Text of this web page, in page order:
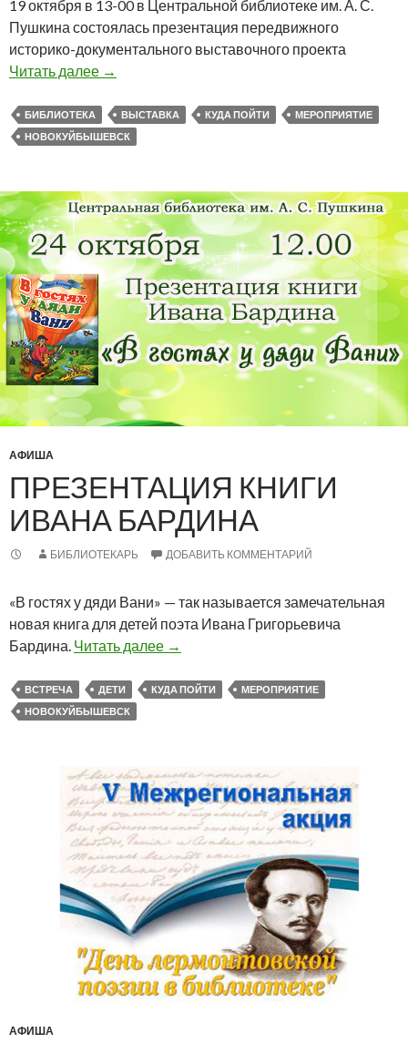
19 октября в 13-00 в Центральной библиотеке им. А. С.
Пушкина состоялась презентация передвижного
историко-документального выставочного проекта
Читать далее
Презентация передвижного историко-
→
БИБЛИОТЕКА ВЫСТАВКА КУДА ПОЙТИ
МЕРОПРИЯТИЕ
НОВОКУЙБЫШЕВСК
АФИША
ПРЕЗЕНТАЦИЯ КНИГИ
ИВАНА БАРДИНА
БИБЛИОТЕКАРЬ ДОБАВИТЬ КОММЕНТАРИЙ
«В гостях у дяди Вани» — так называется замечательная
новая книга для детей поэта Ивана Григорьевича
Бардина. Читать далее Презентация книги Ивана Бардина
→
ВСТРЕЧА ДЕТИ КУДА ПОЙТИ
МЕРОПРИЯТИЕ
НОВОКУЙБЫШЕВСК
АФИША